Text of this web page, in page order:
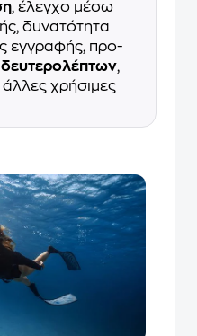
, έλεγχο μέσω
δυνατότητα
εγγραφής, προ-
δευτερολέπτων,
χρήσιμες